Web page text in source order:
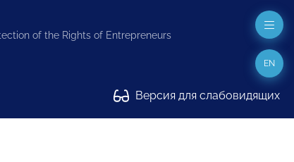
of the Rights of Entrepreneurs
Версия для слабовидящих
EN